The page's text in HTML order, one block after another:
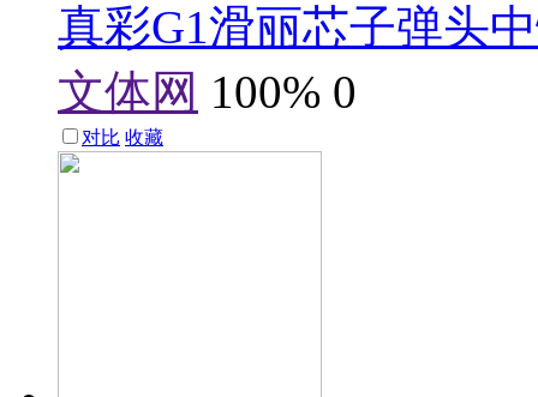
真彩G1滑丽芯子弹头
文体网 100% 0
对比 收藏